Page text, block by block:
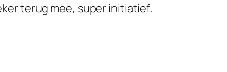
terug mee, super initiatief.